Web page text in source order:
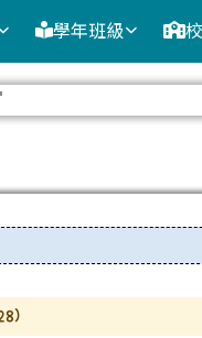
學年班級